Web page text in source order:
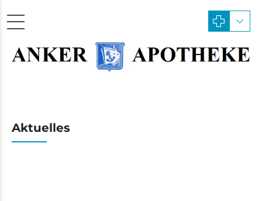
Aktuelles